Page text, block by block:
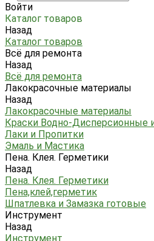
Войти
Каталог товаров
Назад
Каталог товаров
Всё для ремонта
Назад
Всё для ремонта
Лакокрасочные материалы
Назад
Лакокрасочные материалы
Краски Водно-Дисперсионные
Лаки и Пропитки
Эмаль и Мастика
Пена. Клея. Герметики
Назад
Пена. Клея. Герметики
Пена,клей,герметик
Шпатлевка и Замазка готовые
Инструмент
Назад
Инструмент